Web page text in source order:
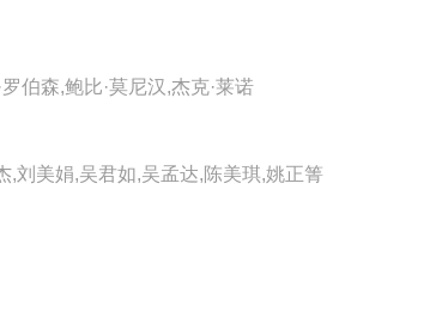
伯森,鲍比·莫尼汉,杰克·莱诺
,刘美娟,吴君如,吴孟达,陈美琪,姚正箐